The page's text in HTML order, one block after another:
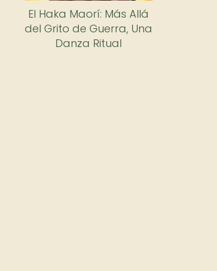
El Haka Maorí: Más Allá
del Grito de Guerra, Una
Danza Ritual